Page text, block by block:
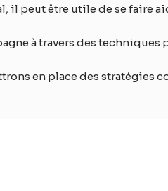
il peut être utile de se faire
à travers des
en place des stratégies